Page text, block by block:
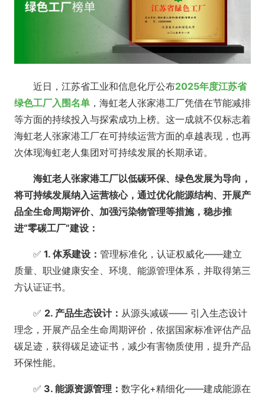
近日，江苏省工业和信息化厅公布2025年度江苏省
绿色工厂入围名单 ，海虹老人张家港工厂凭借在节能减排
等方面的持续投入与探索成功上榜。这一成就不仅标志着
海虹老人张家港工厂在可持续运营方面的卓越表现，也再
次体现海虹老人集团对可持续发展的长期承诺。
海虹老人张家港工厂以低碳环保、绿色发展为导向，
将可持续发展纳入运营核心，通过优化能源结构、开展产
品全生命周期评价、加强污染物管理等措施，稳步推
进“零碳工厂”建设：
✅ 1. 体系建设： 管理标准化，认证权威化——建立
质量、职业健康安全、环境、能源管理体系，并取得第三
方认证证书。
✅ 2. 产品生态设计： 从源头减碳—— 引入生态设计
理念，开展产品全生命周期评价，依据国家标准评估产品
碳足迹，获得碳足迹证书，减少有害物质使用，提升产品
环保性能。
✅ 3. 能源资源管理： 数字化+精细化——建成能源在